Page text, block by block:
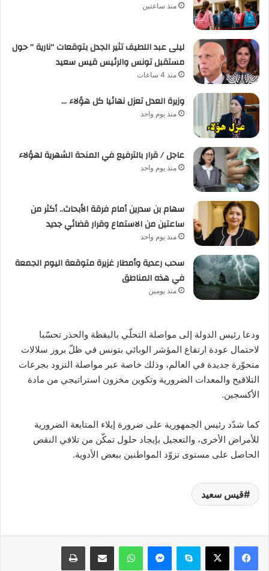
منذ ساعتين
ليلى عبد اللطيف تثير الجدل بتوقعات “نارية ” حول
مستقبل تونس والرئيس قيس سعيد
منذ 4 ساعات
وزيرة العدل تعزل نهائيا كل هؤلاء …
منذ يوم واحد
عاجل / قرار بالترفيع في المنحة الشهرية لهؤلاء
منذ يوم واحد
سهام بن سدرين أمام فرقة الأبحاث.. أكثر من
ساعتين من الاستماع وقرار قضائي جديد
منذ يوم واحد
سحب رعدية وأمطار غزيرة متوقعة اليوم الجمعة
في هذه المناطق
منذ يومين
ودعا رئيس الدولة إلى مواصلة التحلّي باليقظة والحذر تحسّبا
لاحتمال عودة ارتفاع المؤشر الوبائي بتونس في ظلّ بروز سلالات
متحوّرة جديدة في العالم، وذلك خاصة عبر مواصلة التزود بجرعات
التلاقيح والمعدات الضرورية وتكوين مخزون استراتيجي من مادة
الأكسجين.
كما شدّد رئيس الجمهورية على ضرورة إيلاء المتابعة الضرورية
للأمراض الأخرى، والتعجيل بإيجاد حلول تمكّن من تلافي النقص
الحاصل على مستوى تزوّد المواطنين ببعض الأدوية.
قيس سعيد
فيسبوك سكايب واتساب